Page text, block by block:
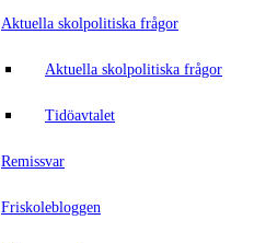
Aktuella skolpolitiska frågor
Aktuella skolpolitiska frågor
Tidöavtalet
Remissvar
Friskolebloggen